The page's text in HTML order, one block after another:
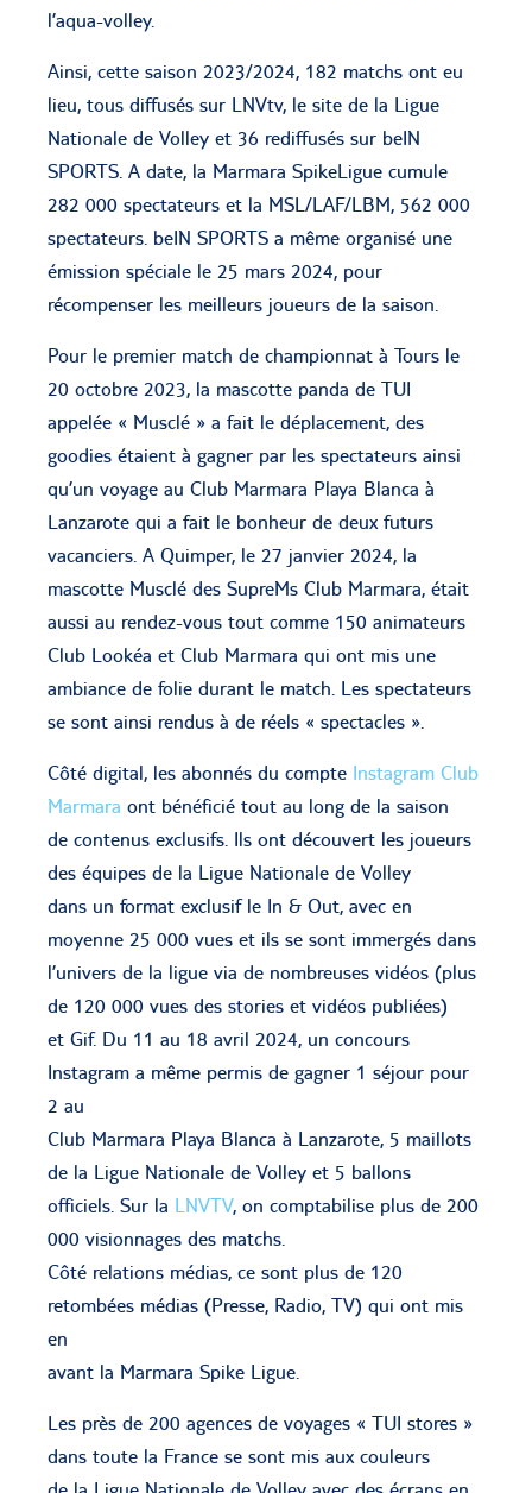
l’aqua-volley.
Ainsi, cette saison 2023/2024, 182 matchs ont eu
lieu, tous diffusés sur LNVtv, le site de la Ligue
Nationale de Volley et 36 rediffusés sur beIN
SPORTS. A date, la Marmara SpikeLigue cumule
282 000 spectateurs et la MSL/LAF/LBM, 562 000
spectateurs. beIN SPORTS a même organisé une
émission spéciale le 25 mars 2024, pour
récompenser les meilleurs joueurs de la saison.
Pour le premier match de championnat à Tours le
20 octobre 2023, la mascotte panda de TUI
appelée « Musclé » a fait le déplacement, des
goodies étaient à gagner par les spectateurs ainsi
qu’un voyage au Club Marmara Playa Blanca à
Lanzarote qui a fait le bonheur de deux futurs
vacanciers. A Quimper, le 27 janvier 2024, la
mascotte Musclé des SupreMs Club Marmara, était
aussi au rendez-vous tout comme 150 animateurs
Club Lookéa et Club Marmara qui ont mis une
ambiance de folie durant le match. Les spectateurs
se sont ainsi rendus à de réels « spectacles ».
Côté digital, les abonnés du compte Instagram Club
Marmara ont bénéficié tout au long de la saison
de contenus exclusifs. Ils ont découvert les joueurs
des équipes de la Ligue Nationale de Volley
dans un format exclusif le In & Out, avec en
moyenne 25 000 vues et ils se sont immergés dans
l’univers de la ligue via de nombreuses vidéos (plus
de 120 000 vues des stories et vidéos publiées)
et Gif. Du 11 au 18 avril 2024, un concours
Instagram a même permis de gagner 1 séjour pour
2 au
Club Marmara Playa Blanca à Lanzarote, 5 maillots
de la Ligue Nationale de Volley et 5 ballons
officiels. Sur la LNVTV, on comptabilise plus de 200
000 visionnages des matchs.
Côté relations médias, ce sont plus de 120
retombées médias (Presse, Radio, TV) qui ont mis
en
avant la Marmara Spike Ligue.
Les près de 200 agences de voyages « TUI stores »
dans toute la France se sont mis aux couleurs